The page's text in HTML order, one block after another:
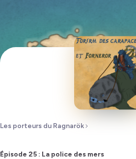
Les porteurs du Ragnarök
Épisode 25 : La police des mers